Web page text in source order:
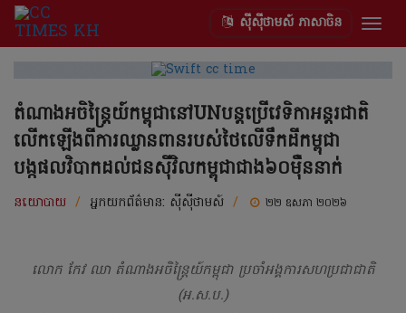
ស៊ីស៊ីថាមស៍ ភាសាចិន
តំណាងអចិន្ត្រៃយ៍កម្ពុជានៅUNបន្តប្រើវេទិកាអន្តរជាតិ
លើកឡើងពីការឈ្លានពានរបស់ថៃលើទឹកដីកម្ពុជា
បង្កផលវិបាកដល់ជនស៊ីវិលកម្ពុជាជាង៦០ម៉ឺននាក់
នយោបាយ / អ្នកយកព័ត៌មាន: ស៊ីស៊ីថាមស៍ / ២២ ឧសភា ២០២៦
លោក កែវ ឈា តំណាងអចិន្ត្រៃយ៍កម្ពុជា ប្រចាំអង្គការសហប្រជាជាតិ
(អ.ស.ប.)